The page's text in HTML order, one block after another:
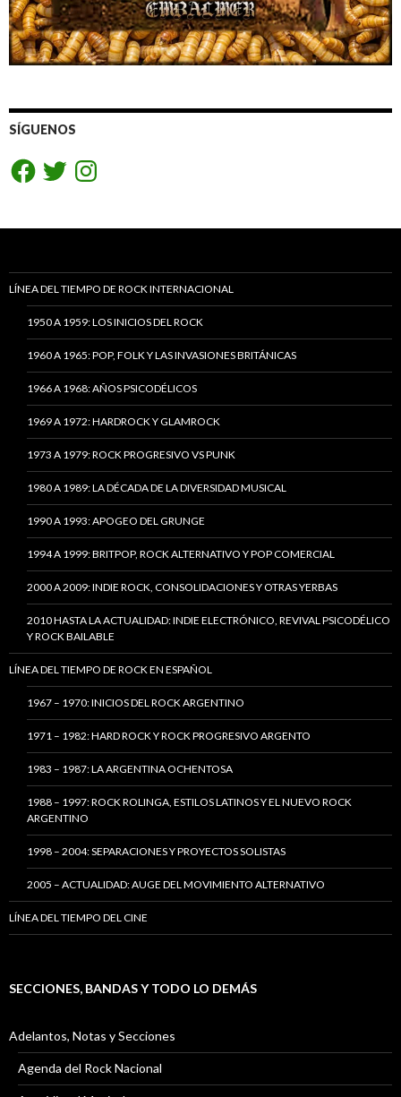
SÍGUENOS
FacebookTwitterInstagram
LÍNEA DEL TIEMPO DE ROCK INTERNACIONAL
1950 A 1959: LOS INICIOS DEL ROCK
1960 A 1965: POP, FOLK Y LAS INVASIONES BRITÁNICAS
1966 A 1968: AÑOS PSICODÉLICOS
1969 A 1972: HARDROCK Y GLAMROCK
1973 A 1979: ROCK PROGRESIVO VS PUNK
1980 A 1989: LA DÉCADA DE LA DIVERSIDAD MUSICAL
1990 A 1993: APOGEO DEL GRUNGE
1994 A 1999: BRITPOP, ROCK ALTERNATIVO Y POP COMERCIAL
2000 A 2009: INDIE ROCK, CONSOLIDACIONES Y OTRAS YERBAS
2010 HASTA LA ACTUALIDAD: INDIE ELECTRÓNICO, REVIVAL PSICODÉLICO
Y ROCK BAILABLE
LÍNEA DEL TIEMPO DE ROCK EN ESPAÑOL
1967 – 1970: INICIOS DEL ROCK ARGENTINO
1971 – 1982: HARD ROCK Y ROCK PROGRESIVO ARGENTO
1983 – 1987: LA ARGENTINA OCHENTOSA
1988 – 1997: ROCK ROLINGA, ESTILOS LATINOS Y EL NUEVO ROCK
ARGENTINO
1998 – 2004: SEPARACIONES Y PROYECTOS SOLISTAS
2005 – ACTUALIDAD: AUGE DEL MOVIMIENTO ALTERNATIVO
LÍNEA DEL TIEMPO DEL CINE
SECCIONES, BANDAS Y TODO LO DEMÁS
Adelantos, Notas y Secciones
Agenda del Rock Nacional